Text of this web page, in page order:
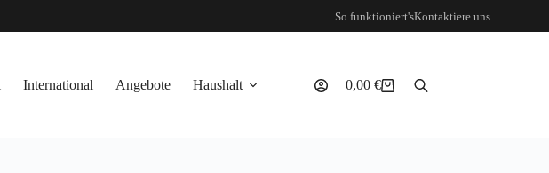
So funktioniert'sKontaktiere uns
International Angebote Haushalt Warenkorb
0,00 €